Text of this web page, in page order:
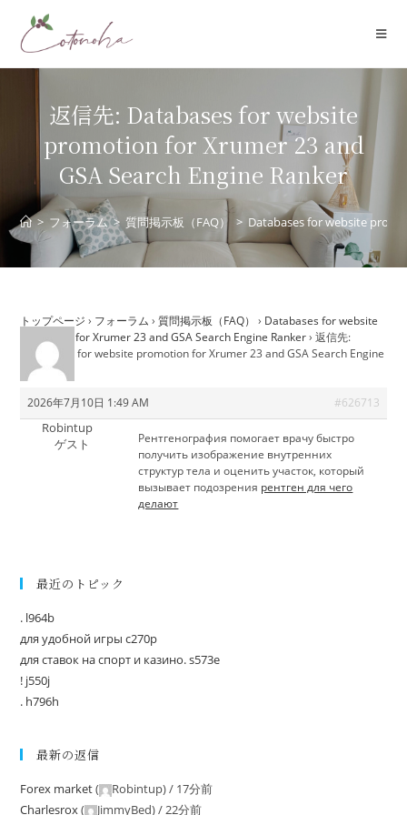
返信先: Databases for website
promotion for Xrumer 23 and
GSA Search Engine Ranker
> フォーラム > 質問掲示板（FAQ） > Databases for website
トップページ › フォーラム › 質問掲示板（FAQ） › Databases for website
promotion for Xrumer 23 and GSA Search Engine Ranker › 返信先:
Databases for website promotion for Xrumer 23 and GSA Search Engine
Ranker
2026年7月10日 1:49 AM #626713
Robintup
ゲスト
Рентгенография помогает врачу быстро
получить изображение внутренних
структур тела и оценить участок, который
вызывает подозрения рентген для чего
делают
最近のトピック
. l964b
для удобной игры c270p
для ставок на спорт и казино. s573e
! j550j
. h796h
最新の返信
Forex market( Robintup) / 17分前
Charlesrox( JimmyBed) /22分前